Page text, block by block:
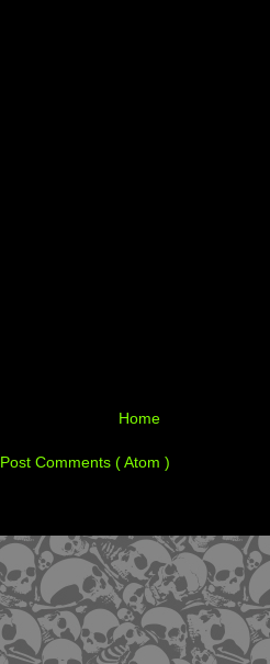
Home
Post Comments ( Atom )